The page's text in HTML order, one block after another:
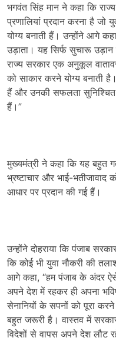
भगवंत सिंह मान ने कहा कि
प्रणालियां प्रदान करना है जो
योग्य बनाती हैं। उन्होंने आगे
उड़ाता। यह सिर्फ सुचारू
राज्य सरकार एक अनुकूल
को साकार करने योग्य बनाती
हैं और उनकी सफलता
हैं।”
मुख्यमंत्री ने कहा कि यह बहुत
भ्रष्टाचार और भाई-
आधार पर प्रदान की गई हैं।
उन्होंने दोहराया कि पंजाब
कि कोई भी युवा नौकरी की
आगे कहा, “हम पंजाब के अंदर ऐसे
अपने देश में रहकर ही अपना
सेनानियों के सपनों को पूरा
बहुत जरूरी है। वास्तव में
विदेशों से वापस अपने देश लौट